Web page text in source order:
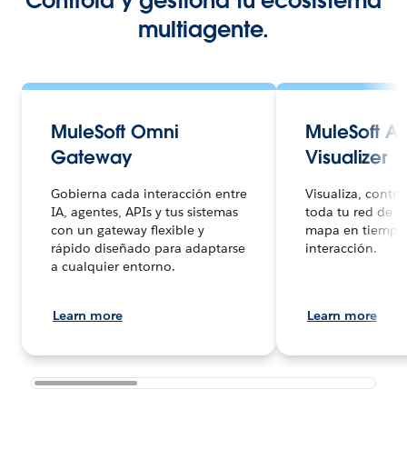
multiagente.
MuleSoft Omni
Gateway
Gobierna cada interacción entre
IA, agentes, APIs y tus sistemas
con un gateway flexible y
rápido diseñado para adaptarse
a cualquier entorno.
Learn more
MuleSoft
Visualizer
Visualiza,
toda tu red de
mapa en
interacción.
Learn more